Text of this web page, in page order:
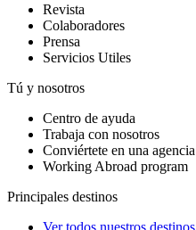
Revista
Colaboradores
Prensa
Servicios Utiles
Tú y nosotros
Centro de ayuda
Trabaja con nosotros
Conviértete en una
Working Abroad program
Principales destinos
Ver todos nuestros destinos